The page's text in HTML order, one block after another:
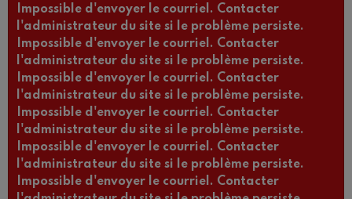
Impossible d'envoyer le courriel. Contacter
l'administrateur du site si le problème persiste.
Impossible d'envoyer le courriel. Contacter
l'administrateur du site si le problème persiste.
Impossible d'envoyer le courriel. Contacter
l'administrateur du site si le problème persiste.
Impossible d'envoyer le courriel. Contacter
l'administrateur du site si le problème persiste.
Impossible d'envoyer le courriel. Contacter
l'administrateur du site si le problème persiste.
Impossible d'envoyer le courriel. Contacter